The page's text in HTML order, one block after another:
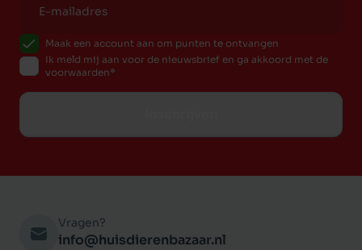
Maak een account aan om punten te ontvangen
Ik meld mij aan voor de nieuwsbrief en ga akkoord met de
voorwaarden
Vragen?
info@huisdierenbazaar.nl